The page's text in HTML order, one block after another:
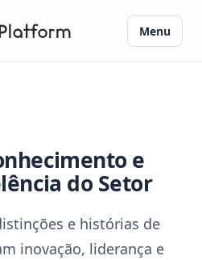
Menu
e
do Setor
e histórias de
inovação, liderança e